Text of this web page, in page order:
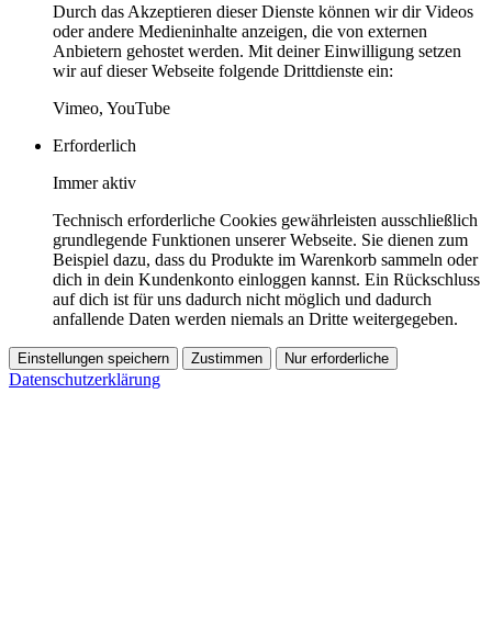
Durch das Akzeptieren dieser Dienste können wir dir Videos
oder andere Medieninhalte anzeigen, die von externen
Anbietern gehostet werden. Mit deiner Einwilligung setzen
wir auf dieser Webseite folgende Drittdienste ein:
Vimeo, YouTube
Erforderlich
Immer aktiv
Technisch erforderliche Cookies gewährleisten ausschließlich
grundlegende Funktionen unserer Webseite. Sie dienen zum
Beispiel dazu, dass du Produkte im Warenkorb sammeln oder
dich in dein Kundenkonto einloggen kannst. Ein Rückschluss
auf dich ist für uns dadurch nicht möglich und dadurch
anfallende Daten werden niemals an Dritte weitergegeben.
Einstellungen speichern Zustimmen Nur erforderliche
Datenschutzerklärung